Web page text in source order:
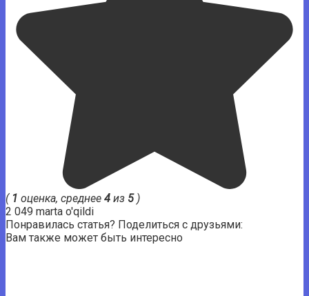
( 1 оценка, среднее 4 из 5)
2 049 marta o'qildi
Понравилась статья? Поделиться с друзьями:
Вам также может быть интересно